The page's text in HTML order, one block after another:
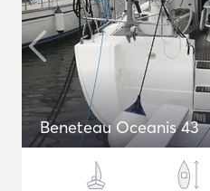
Beneteau Oceanis 43